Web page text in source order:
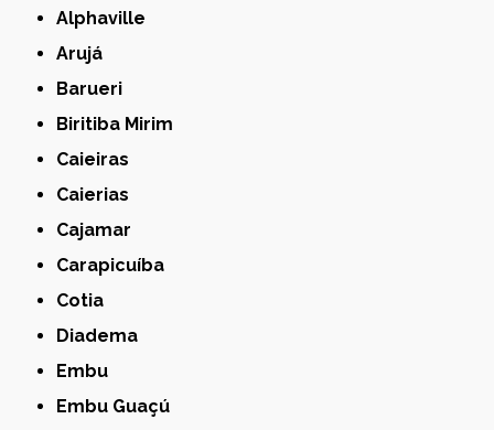
Alphaville
Arujá
Barueri
Biritiba Mirim
Caieiras
Caierias
Cajamar
Carapicuíba
Cotia
Diadema
Embu
Embu Guaçú